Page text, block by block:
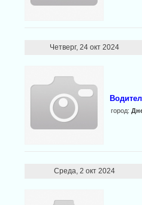
Четверг, 24 окт 2024
город:
Среда, 2 окт 2024